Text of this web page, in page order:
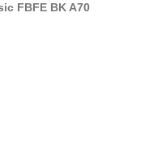
FBFE BK A70